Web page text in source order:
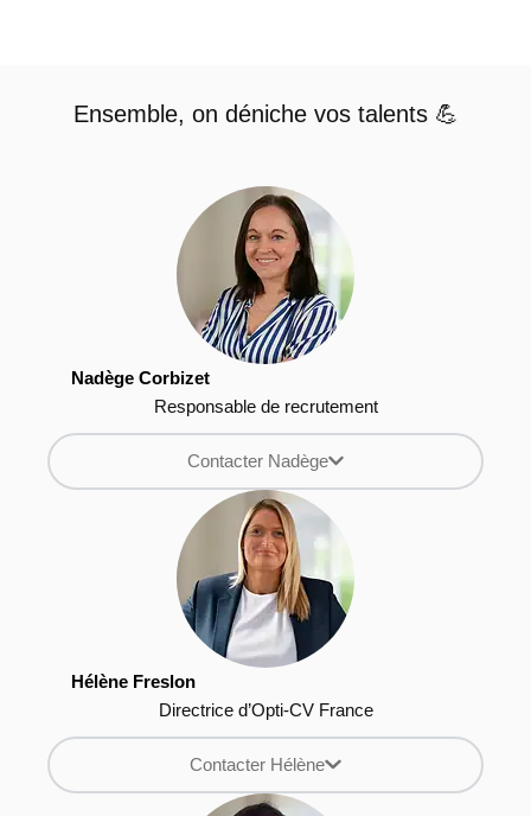
Ensemble, on déniche vos talents 💪
Nadège Corbizet
Responsable de recrutement
Contacter Nadège
Hélène Freslon
Directrice d’Opti-CV France
Contacter Hélène